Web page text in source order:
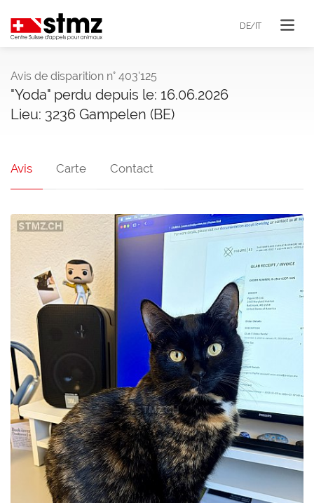
DE/IT
Avis de disparition n° 403'125
"Yoda" perdu depuis le: 16.06.2026
Lieu: 3236 Gampelen (BE)
Avis Carte Contact